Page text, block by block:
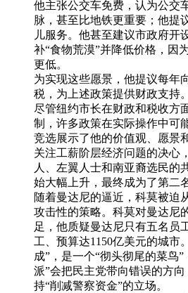
他主张公交车免费，认为公交
脉，甚至比地铁更重要；他提
儿服务。他甚至建议市政府开
补“食物荒漠”并降低价格，因
更低。
为实现这些愿景，他提议每年
税，为上述政策提供财政支持。
尽管纽约市长在财政和税收方
制，许多政策在实际操作中可
竞选展示了他的价值观、愿景
关注工薪阶层经济问题的决心
人、左翼人士和南亚裔选民的
始大幅上升，最终成为了第二
随着曼达尼的逼近，科莫被迫
攻击性的策略。科莫对曼达尼
足，他质疑曼达尼只有五名员
工、预算达1150亿美元的城市
成”，是一个“彻头彻尾的菜鸟
派”会把民主党带向错误的方
持“削减警察资金”的立场。